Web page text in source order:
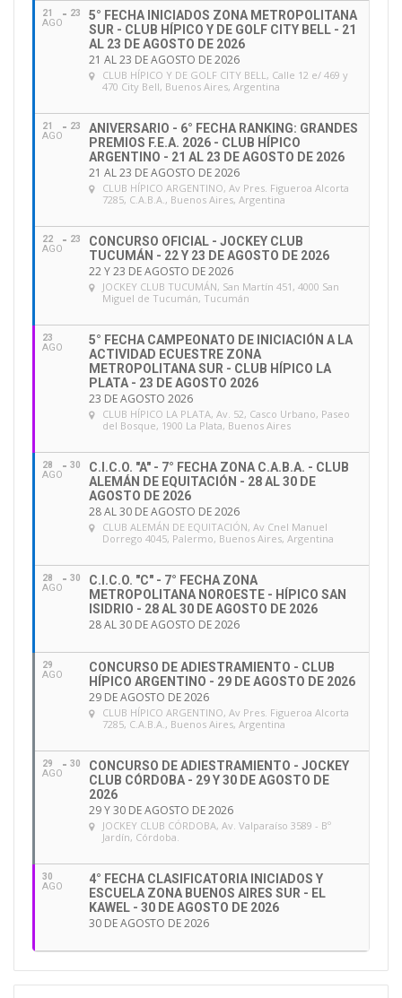
21
AGO
23
5° FECHA INICIADOS ZONA METROPOLITANA
SUR - CLUB HÍPICO Y DE GOLF CITY BELL - 21
AL 23 DE AGOSTO DE 2026
21 AL 23 DE AGOSTO DE 2026
CLUB HÍPICO Y DE GOLF CITY BELL, Calle 12 e/ 469 y
470 City Bell, Buenos Aires, Argentina
21
AGO
23
ANIVERSARIO - 6° FECHA RANKING: GRANDES
PREMIOS F.E.A. 2026 - CLUB HÍPICO
ARGENTINO - 21 AL 23 DE AGOSTO DE 2026
21 AL 23 DE AGOSTO DE 2026
CLUB HÍPICO ARGENTINO, Av Pres. Figueroa Alcorta
7285, C.A.B.A., Buenos Aires, Argentina
22
AGO
23
CONCURSO OFICIAL - JOCKEY CLUB
TUCUMÁN - 22 Y 23 DE AGOSTO DE 2026
22 Y 23 DE AGOSTO DE 2026
JOCKEY CLUB TUCUMÁN, San Martín 451, 4000 San
Miguel de Tucumán, Tucumán
23
AGO
5° FECHA CAMPEONATO DE INICIACIÓN A LA
ACTIVIDAD ECUESTRE ZONA
METROPOLITANA SUR - CLUB HÍPICO LA
PLATA - 23 DE AGOSTO 2026
23 DE AGOSTO 2026
CLUB HÍPICO LA PLATA, Av. 52, Casco Urbano, Paseo
del Bosque, 1900 La Plata, Buenos Aires
28
AGO
30
C.I.C.O. "A" - 7° FECHA ZONA C.A.B.A. - CLUB
ALEMÁN DE EQUITACIÓN - 28 AL 30 DE
AGOSTO DE 2026
28 AL 30 DE AGOSTO DE 2026
CLUB ALEMÁN DE EQUITACIÓN, Av Cnel Manuel
Dorrego 4045, Palermo, Buenos Aires, Argentina
28
AGO
30
C.I.C.O. "C" - 7° FECHA ZONA
METROPOLITANA NOROESTE - HÍPICO SAN
ISIDRIO - 28 AL 30 DE AGOSTO DE 2026
28 AL 30 DE AGOSTO DE 2026
29
AGO
CONCURSO DE ADIESTRAMIENTO - CLUB
HÍPICO ARGENTINO - 29 DE AGOSTO DE 2026
29 DE AGOSTO DE 2026
CLUB HÍPICO ARGENTINO, Av Pres. Figueroa Alcorta
7285, C.A.B.A., Buenos Aires, Argentina
29
AGO
30
CONCURSO DE ADIESTRAMIENTO - JOCKEY
CLUB CÓRDOBA - 29 Y 30 DE AGOSTO DE
2026
29 Y 30 DE AGOSTO DE 2026
JOCKEY CLUB CÓRDOBA, Av. Valparaíso 3589 - Bº
Jardín, Córdoba.
30
AGO
4° FECHA CLASIFICATORIA INICIADOS Y
ESCUELA ZONA BUENOS AIRES SUR - EL
KAWEL - 30 DE AGOSTO DE 2026
30 DE AGOSTO DE 2026